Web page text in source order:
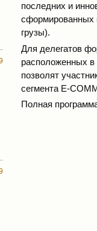
последних и
сформированных
грузы).
Для делегатов
расположенных в
позволят
сегмента E-
Полная